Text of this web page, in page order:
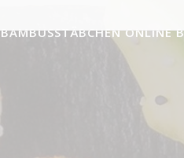
BAMBUSSTÄBCHEN ONLINE